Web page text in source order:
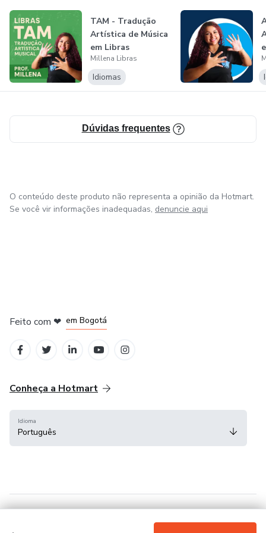
TAM - Tradução
Artística de Música
em Libras
Millena Libras
Idiomas
Dúvidas frequentes
O conteúdo deste produto não representa a opinião da Hotmart.
Se você vir informações inadequadas, denuncie aqui
Feito com ❤ em Bogotá
Conheça a Hotmart
Idioma
Português